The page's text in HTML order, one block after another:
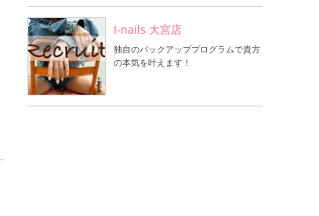
I-nails 大宮店
独自のバックアッププログラムで貴方
の本気を叶えます！